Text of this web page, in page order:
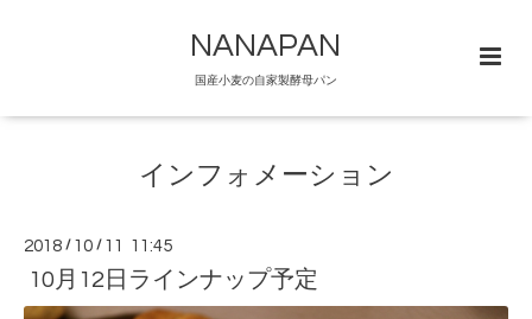
NANAPAN
国産小麦の自家製酵母パン
インフォメーション
2018 / 10 / 11 11:45
10月12日ラインナップ予定